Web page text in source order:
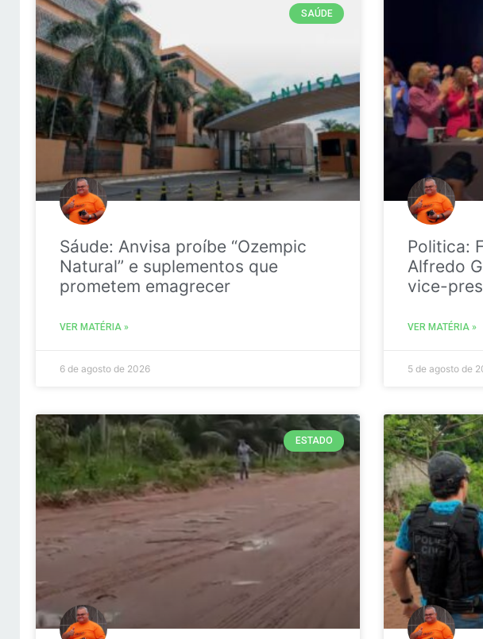
SAÚDE
Sáude: Anvisa proíbe “Ozempic
Natural” e suplementos que
prometem emagrecer
VER MATÉRIA »
6 de agosto de 2026
Politica:
Alfredo
vice-
VER MATÉRIA »
5 de agosto de
ESTADO